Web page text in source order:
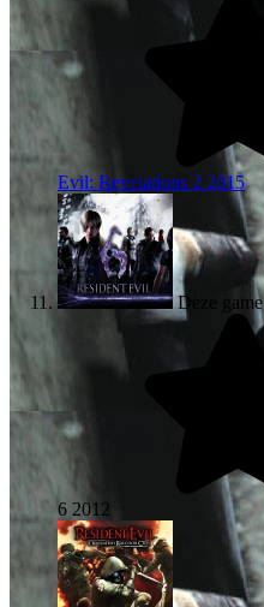
Evil: Revelations 2 2015
Deze game
6 2012